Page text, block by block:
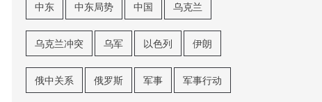
中东 中东局势 中国 乌克兰
乌克兰冲突 乌军 以色列 伊朗
俄中关系 俄罗斯 军事 军事行动